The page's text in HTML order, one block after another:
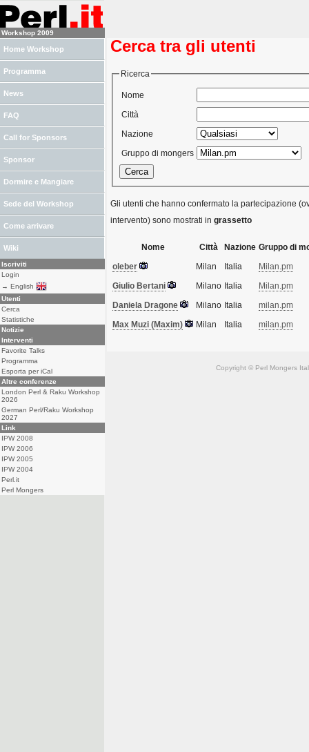
Cerca tra gli utenti
Ricerca
Nome
Città
Nazione
Gruppo di mongers
Gli utenti che hanno confermato la partecipazione
intervento) sono mostrati in grassetto
Nome Città Nazione Gruppo di
oleber
Milan Italia
Milan.pm
Giulio Bertani
Milano Italia
Milan.pm
Daniela Dragone
Milano Italia
milan.pm
Max Muzi (‎Maxim‎)
Milan Italia milan.pm
Copyright © Perl Mongers
Workshop 2009
Home Workshop
Programma
News
FAQ
Call for Sponsors
Sponsor
Dormire e Mangiare
Sede del Workshop
Come arrivare
Wiki
Iscriviti
Login
→ English
Utenti
Cerca
Statistiche
Notizie
Interventi
Favorite Talks
Programma
Esporta per iCal
Altre conferenze
London Perl & Raku Workshop
2026
German Perl/Raku Workshop
2027
Link
IPW 2008
IPW 2006
IPW 2005
IPW 2004
Perl.it
Perl Mongers